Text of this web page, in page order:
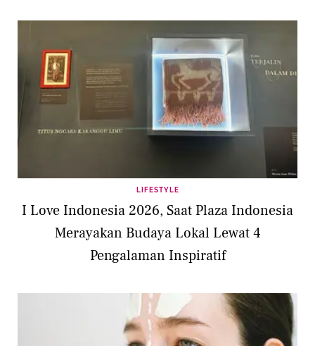
LIFESTYLE
I Love Indonesia 2026, Saat Plaza Indonesia
Merayakan Budaya Lokal Lewat 4
Pengalaman Inspiratif